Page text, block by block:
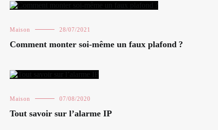
Maison 28/07/2021
Comment monter soi-même un faux plafond ?
Maison 07/08/2020
Tout savoir sur l’alarme IP